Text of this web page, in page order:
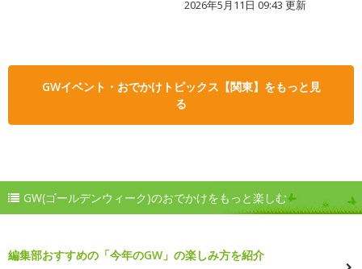
2026年5月11日 09:43 更新
GWイベント・おでかけトピックス【関東】をもっと見
る
GW(ゴールデンウィーク)のおでかけをもっと楽しむ
編集部おすすめの「今年のGW」の楽しみ方を紹介